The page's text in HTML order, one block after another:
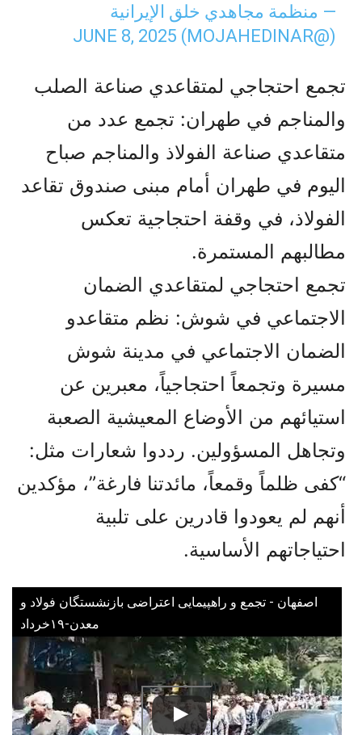
— منظمة مجاهدي خلق الإيرانية
(@MOJAHEDINAR)
JUNE 8, 2025
تجمع احتجاجي لمتقاعدي صناعة الصلب
والمناجم في طهران: تجمع عدد من
متقاعدي صناعة الفولاذ والمناجم صباح
اليوم في طهران أمام مبنى صندوق تقاعد
الفولاذ، في وقفة احتجاجية تعكس
مطالبهم المستمرة.
تجمع احتجاجي لمتقاعدي الضمان
الاجتماعي في شوش: نظم متقاعدو
الضمان الاجتماعي في مدينة شوش
مسيرة وتجمعاً احتجاجياً، معبرين عن
استيائهم من الأوضاع المعيشية الصعبة
وتجاهل المسؤولين. رددوا شعارات مثل:
“كفى ظلماً وقمعاً، مائدتنا فارغة”، مؤكدين
أنهم لم يعودوا قادرين على تلبية
احتياجاتهم الأساسية.
اصفهان - تجمع و راهپیمایی اعتراضی بازنشستگان فولاد و
معدن-۱۹خرداد